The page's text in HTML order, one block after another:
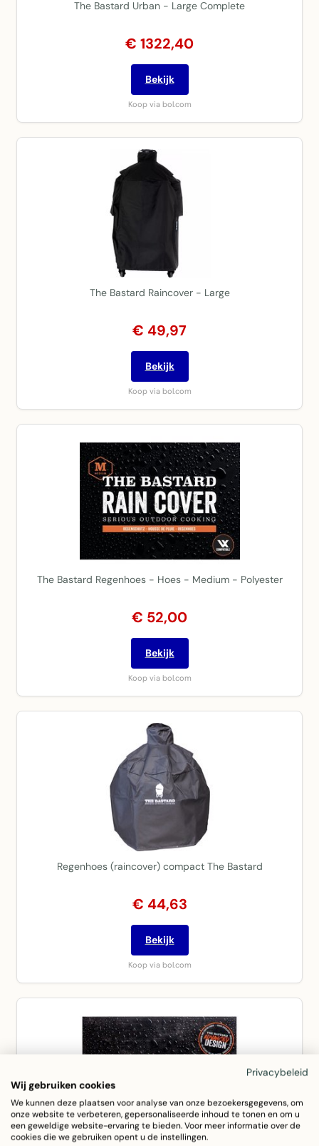
The Bastard Urban - Large Complete
€ 1322,40
Bekijk
Koop via bol.com
The Bastard Raincover - Large
€ 49,97
Bekijk
Koop via bol.com
The Bastard Regenhoes - Hoes - Medium - Polyester
€ 52,00
Bekijk
Koop via bol.com
Regenhoes (raincover) compact The Bastard
€ 44,63
Bekijk
Koop via bol.com
Privacybeleid
Wij gebruiken cookies
We kunnen deze plaatsen voor analyse van onze bezoekersgegevens, om
onze website te verbeteren, gepersonaliseerde inhoud te tonen en om u
een geweldige website-ervaring te bieden. Voor meer informatie over de
cookies die we gebruiken opent u de instellingen.